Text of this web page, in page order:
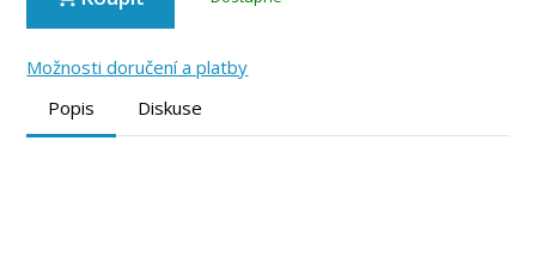
Možnosti doručení a platby
Popis
Diskuse